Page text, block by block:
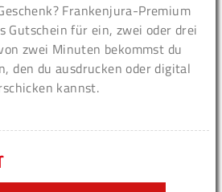
Frankenjura-Premium
Gutschein für ein, zwei oder drei
zwei Minuten bekommst du
den du ausdrucken oder digital
kannst.